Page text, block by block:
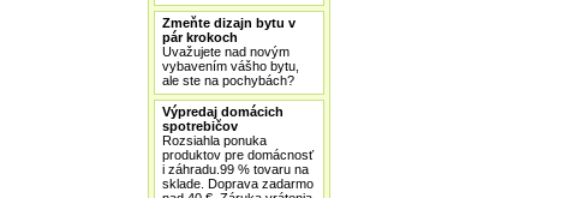
Zmeňte dizajn bytu v
pár krokoch
Uvažujete nad novým
vybavením vášho bytu,
ale ste na pochybách?
Výpredaj domácich
spotrebičov
Rozsiahla ponuka
produktov pre domácnosť
i záhradu.99 % tovaru na
sklade. Doprava zadarmo